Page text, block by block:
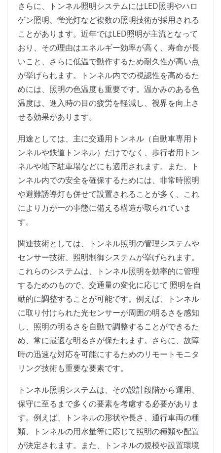
さらに、トンネル照明システムにはLED照明やハロ
ゲン照明、蛍光灯など複数の照明技術が採用される
ことがあります。近年ではLED照明が主流となって
おり、その理由はエネルギー効率が高く、寿命が長
いこと、さらに低温で動作するため耐久性が高い点
が挙げられます。トンネル内での視認性を高めるた
めには、照明の色温度も重要です。温かみのある色
温度は、進入時の目の疲労を軽減し、視界を向上さ
せる効果があります。
用途としては、主に交通用トンネル（自動車専用ト
ンネルや鉄道トンネル）だけでなく、歩行者用トン
ネルや地下駐車場などにも適用されます。また、ト
ンネル内での安全を確保するためには、非常時照明
や避難誘導灯も併せて設置されることが多く、これ
により万が一の事態に備える構造が取られていま
す。
関連技術としては、トンネル照明の管理システムや
センサー技術、照明制御システムが挙げられます。
これらのシステムは、トンネル照明を効率的に管理
するためのもので、交通量の変化に応じて 照明を自
動的に調整することが可能です。例えば、トンネル
に取り付けられた光センサーが周囲の明るさを感知
し、照明の明るさを自動で調整することができるた
め、常に最適な明るさが保たれます。さらに、故障
時の迅速な対応を可能にするためのリモートモニタ
リング技術も重要な要素です。
トンネル照明システムは、その設計段階から運用、
保守に至るまで多くの要素を考慮する必要がありま
す。例えば、トンネルの形状や長さ、通行車両の種
類、トンネルの用水量等に応じて照明の種類や配置
が決定されます。また、トンネルの規模や設置環境